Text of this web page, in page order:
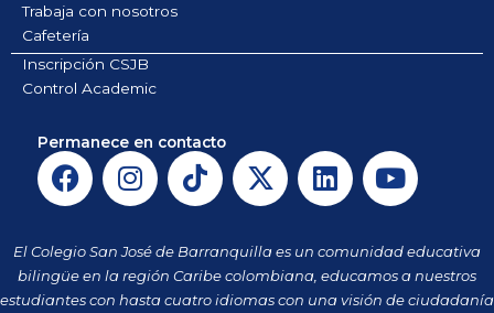
Trabaja con nosotros
Cafetería
Inscripción CSJB
Control Academic
Permanece en contacto
F
a
e
b
o
I
n
t
a
g
T
i
t
o
k
X
-
w
i
t
L
i
k
e
d
Y
o
t
u
b
El Colegio San José de Barranquilla es un comunidad educativa
bilingüe en la región Caribe colombiana, educamos a nuestros
estudiantes con hasta cuatro idiomas con una visión de ciudadanía